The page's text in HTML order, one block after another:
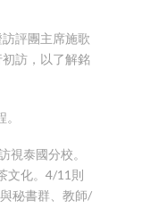
評團主席施歌
訪，以了解銘
泰國分校。
文化。4/11則
秘書群、教師/